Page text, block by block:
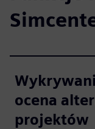
ocena
projektów